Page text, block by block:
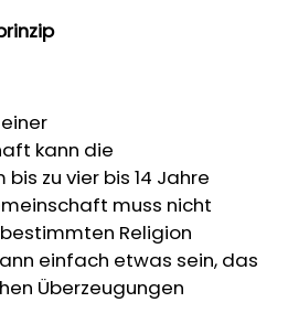
kann die
zu vier bis 14 Jahre
muss nicht
Religion
einfach etwas sein, das
Überzeugungen